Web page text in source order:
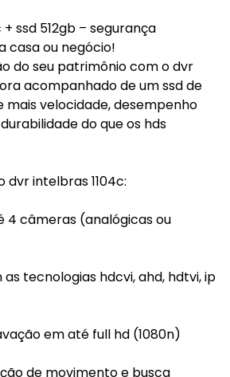
ssd 512gb – segurança
casa ou negócio!
do seu patrimônio com o dvr
acompanhado de um ssd de
mais velocidade, desempenho
do que os hds
intelbras 1104c:
4 câmeras (analógicas ou
tecnologias hdcvi, ahd, hdtvi, ip
em até full hd (1080n)
de movimento e busca